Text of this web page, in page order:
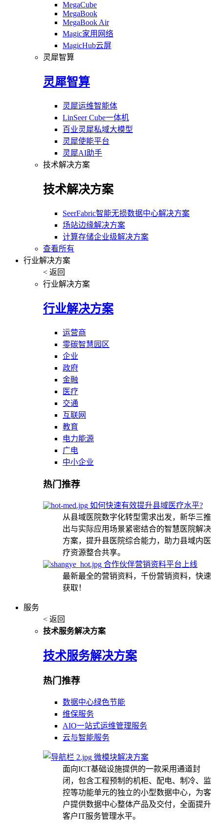
MegaCube
MegaBook
MegaBook Air
Magic家用网络
MagicHub云屏
灵犀智算
灵犀智算
灵犀运维智能体
LinSeer Cube一体机
百业灵犀私域大模型
灵犀使能平台
灵犀AI助手
技术解决方案
技术解决方案
SeerFabric智能无损数据中心解决方案
场站边缘解决方案
计算存储企业级解决方案
查看所有
行业解决方案
< 返回
行业解决方案
行业解决方案
运营商
零碳智慧园区
企业
政府
金融
医疗
交通
互联网
教育
电力能源
广电
中小企业
热门推荐
如何快速有效提升县域医疗水平?
从县域医院数字化转型需求出发，新华三推
出与实际应用场景紧密结合的智慧医院解决
方案，提升县医院综合能力，助力县域内医
疗资源整合共享。
合作伙伴营销资料平台上线
最新最全的营销资料，千份营销资料，快速
获取！
服务
< 返回
技术服务解决方案
技术服务解决方案
热门推荐
数据中心绿色节能
维保服务
AIO一站式运维管理服务
云与智能服务
微模块解决方案
面向ICT基础设施提供的一款采用通道封
闭，包含工程预制的机柜、配电、制冷、监
控等功能单元的独立的小型数据中心，为客
户提供数据中心整体产品及交付，全面提升
客户IT服务管理水平。